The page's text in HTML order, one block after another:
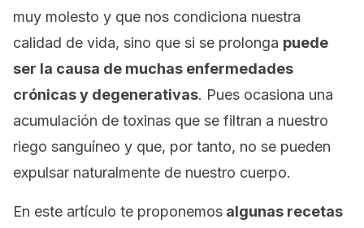
muy molesto y que nos condiciona nuestra
calidad de vida, sino que si se prolonga puede
ser la causa de muchas enfermedades
crónicas y degenerativas. Pues ocasiona una
acumulación de toxinas que se filtran a nuestro
riego sanguíneo y que, por tanto, no se pueden
expulsar naturalmente de nuestro cuerpo.
En este artículo te proponemos algunas recetas